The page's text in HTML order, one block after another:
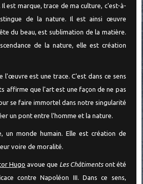
est marque, trace de ma culture, c'est-à-
de la nature. Il est ainsi œuvre
du beau, est sublimation de la matière.
de la nature, elle est création
l'œuvre est une trace. C'est dans ce sens
affirme que l'art est une façon de ne pas
se faire immortel dans notre singularité
un pont entre l'homme et la nature.
un monde humain. Elle est création de
voire de moralité.
Hugo avoue que Les Châtimentsont été
contre Napoléon III. Dans ce sens,